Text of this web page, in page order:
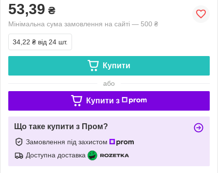
53,39 ₴
Мінімальна сума замовлення на сайті — 500 ₴
34,22 ₴ від 24 шт.
Купити
або
Купити з
Що таке купити з Пром?
Замовлення під захистом
Доступна доставка